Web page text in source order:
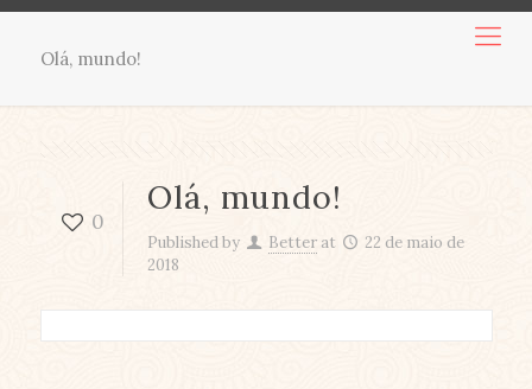
Olá, mundo!
0
Olá, mundo!
Published by Better at
22 de maio de
2018